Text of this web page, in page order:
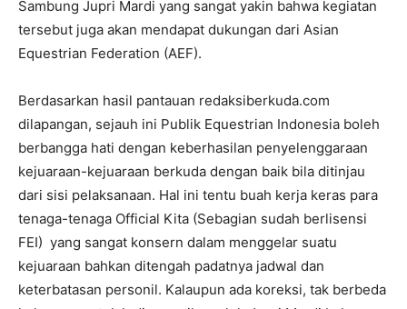
Sambung Jupri Mardi yang sangat yakin bahwa kegiatan
tersebut juga akan mendapat dukungan dari Asian
Equestrian Federation (AEF).
Berdasarkan hasil pantauan redaksiberkuda.com
dilapangan, sejauh ini Publik Equestrian Indonesia boleh
berbangga hati dengan keberhasilan penyelenggaraan
kejuaraan-kejuaraan berkuda dengan baik bila ditinjau
dari sisi pelaksanaan. Hal ini tentu buah kerja keras para
tenaga-tenaga Official Kita (Sebagian sudah berlisensi
FEI) yang sangat konsern dalam menggelar suatu
kejuaraan bahkan ditengah padatnya jadwal dan
keterbatasan personil. Kalaupun ada koreksi, tak berbeda